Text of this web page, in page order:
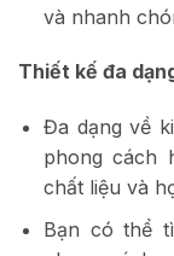
và nhanh
Thiết kế đa
Đa dạng về
phong cách
chất liệu và
Bạn có thể